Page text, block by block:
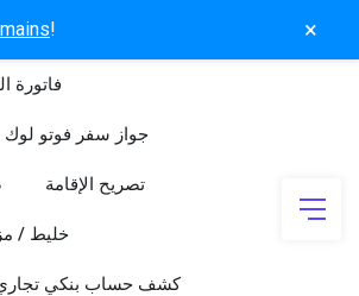
! ×
فاتورة
جواز سفر فوتو لوك
تصريح الإقامة
خليط /
كشف حساب بنكي